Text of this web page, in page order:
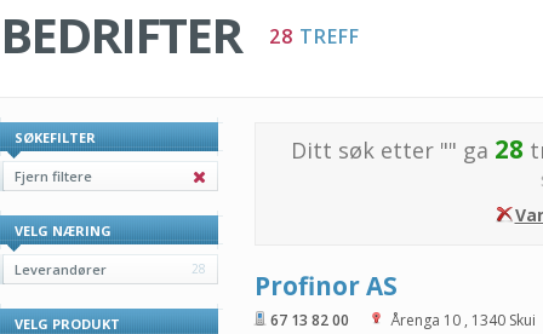
BEDRIFTER 28 TREFF
SØKEFILTER
Fjern filtere
VELG NÆRING
Leverandører 28
VELG PRODUKT
Ditt søk etter "" ga 28
Profinor AS
67 13 82 00 Årenga 10 , 1340 Skui